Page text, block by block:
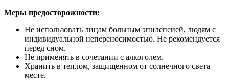
Меры предосторожности:
Не использовать лицам больным эпилепсией, людям с
индивидуальной непереносимостью. Не рекомендуется
перед сном.
Не применять в сочетании с алкоголем.
Хранить в теплом, защищенном от солнечного света
месте.